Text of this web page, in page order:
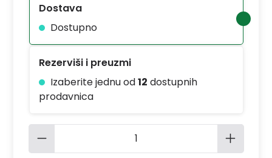
Dostava
Dostupno
Rezerviši i preuzmi
Izaberite jednu od12 dostupnih
prodavnica
Količina proizvoda: Unesite